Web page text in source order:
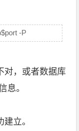
-P
对，或者数据库
息。
立。